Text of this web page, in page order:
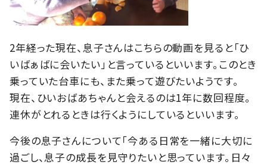
2年経った現在、息子さんはこちらの動画を見ると「ひ
いばぁばに会いたい」と言っているといいます。このとき
乗っていた台車にも、また乗って遊びたいようです。
現在、ひいおばあちゃんと会えるのは1年に数回程度。
連休がとれるときは行くようにしているといいます。
今後の息子さんについて「今ある日常を一緒に大切に
過ごし、息子の成長を見守りたいと思っています。日々